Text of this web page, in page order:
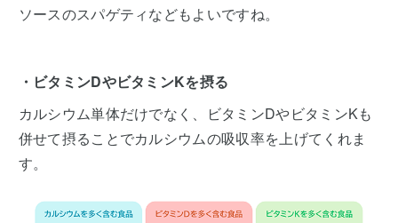
ソースのスパゲティなどもよいですね。
・ビタミンDやビタミンKを摂る
カルシウム単体だけでなく、ビタミンDやビタミンKも
併せて摂ることでカルシウムの吸収率を上げてくれま
す。